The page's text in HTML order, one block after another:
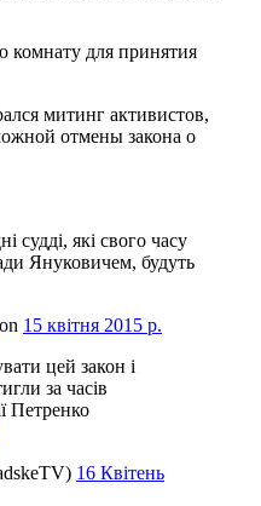
комнату для принятия
митинг активистов,
отмены закона о
судді, які свого часу
Януковичем, будуть
on 15 квітня 2015 р.
цей закон і
за часів
Петренко
16 Квітень